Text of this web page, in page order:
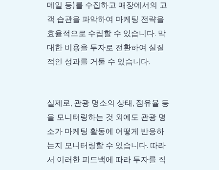
메일 등)를 수집하고 매장에서의 고
객 습관을 파악하여 마케팅 전략을
효율적으로 수립할 수 있습니다. 막
대한 비용을 투자로 전환하여 실질
적인 성과를 거둘 수 있습니다.
실제로, 관광 명소의 상태, 점유율 등
을 모니터링하는 것 외에도 관광 명
소가 마케팅 활동에 어떻게 반응하
는지 모니터링할 수 있습니다. 따라
서 이러한 피드백에 따라 투자를 직